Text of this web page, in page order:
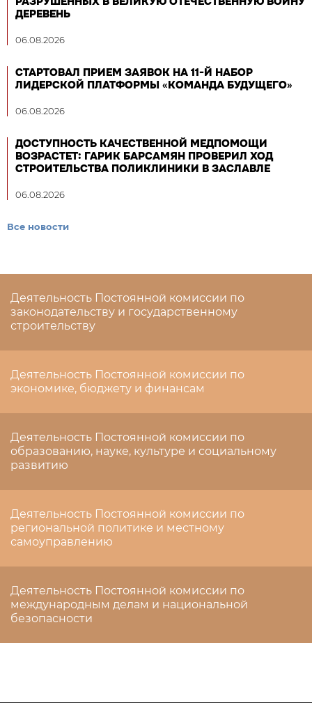
ДЕРЕВЕНЬ
06.08.2026
СТАРТОВАЛ ПРИЕМ ЗАЯВОК НА 11-Й НАБОР
ЛИДЕРСКОЙ ПЛАТФОРМЫ «КОМАНДА БУДУЩЕГО»
06.08.2026
ДОСТУПНОСТЬ КАЧЕСТВЕННОЙ МЕДПОМОЩИ
ВОЗРАСТЕТ: ГАРИК БАРСАМЯН ПРОВЕРИЛ ХОД
СТРОИТЕЛЬСТВА ПОЛИКЛИНИКИ В ЗАСЛАВЛЕ
06.08.2026
Все новости
Деятельность Постоянной комиссии по
законодательству и государственному
строительству
Деятельность Постоянной комиссии по
экономике, бюджету и финансам
Деятельность Постоянной комиссии по
образованию, науке, культуре и социальному
развитию
Деятельность Постоянной комиссии по
региональной политике и местному
самоуправлению
Деятельность Постоянной комиссии по
международным делам и национальной
безопасности